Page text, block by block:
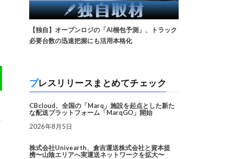
【独自】オープンロジの「AI梱包予測」、トラック
必要台数の迅速把握にも活用本格化
プレスリリースまとめてチェック
CBcloud、全国の「Marq」施設を起点とした新た
な配送プラットフォーム「MarqGO」開始
2026年8月5日
株式会社Univearth、倉吉運送株式会社と資本提
携〜山陰エリアへ実運送ネットワークを拡大〜